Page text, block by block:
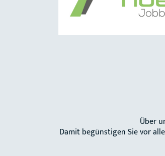
Über
Damit begünstigen Sie vor